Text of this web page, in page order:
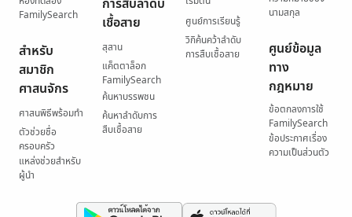
FamilySearch
สำหรับ
สมาชิก
ศาสนจักร
ศาสนพิธีพร้อมทำ
ตัวช่วยชื่อ
ครอบครัว
แหล่งช่วยสำหรับ
ผู้นำ
เชื้อสาย
สุสาน
แค็ตตาล็อก
FamilySearch
ค้นหาบรรพชน
ค้นหาลำดับการ
สืบเชื้อสาย
ศูนย์การเรียนรู้
วิกิค้นคว้าลำดับ
การสืบเชื้อสาย
นามสกุล
ศูนย์ข้อมูล
ทาง
กฎหมาย
ข้อตกลงการใช้
FamilySearch
ข้อประกาศเรื่อง
ความเป็นส่วนตัว